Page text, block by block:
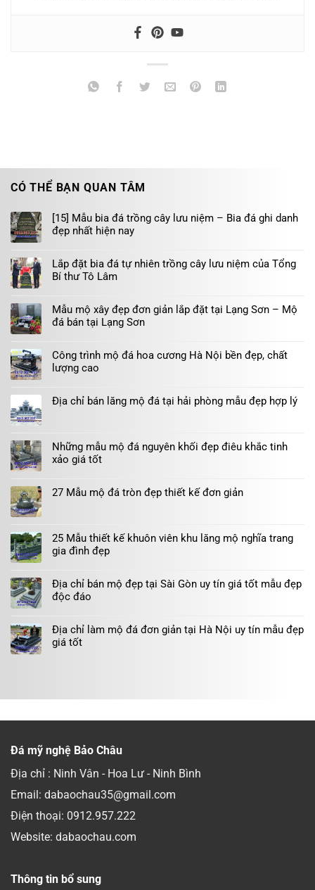
CÓ THỂ BẠN QUAN TÂM
[15] Mẫu bia đá trồng cây lưu niệm – Bia đá ghi danh
đẹp nhất hiện nay
Lắp đặt bia đá tự nhiên trồng cây lưu niệm của Tổng
Bí thư Tô Lâm
Mẫu mộ xây đẹp đơn giản lắp đặt tại Lạng Sơn – Mộ
đá bán tại Lạng Sơn
Công trình mộ đá hoa cương Hà Nội bền đẹp, chất
lượng cao
Địa chỉ bán lăng mộ đá tại hải phòng mẫu đẹp hợp lý
Những mẫu mộ đá nguyên khối đẹp điêu khắc tinh
xảo giá tốt
27 Mẫu mộ đá tròn đẹp thiết kế đơn giản
25 Mẫu thiết kế khuôn viên khu lăng mộ nghĩa trang
gia đình đẹp
Địa chỉ bán mộ đẹp tại Sài Gòn uy tín giá tốt mẫu đẹp
độc đáo
Địa chỉ làm mộ đá đơn giản tại Hà Nội uy tín mẫu đẹp
giá tốt
Đá mỹ nghệ Bảo Châu
Địa chỉ : Ninh Vân - Hoa Lư - Ninh Bình
Email: dabaochau35@gmail.com
Điện thoại: 0912.957.222
Website: dabaochau.com
Thông tin bổ sung